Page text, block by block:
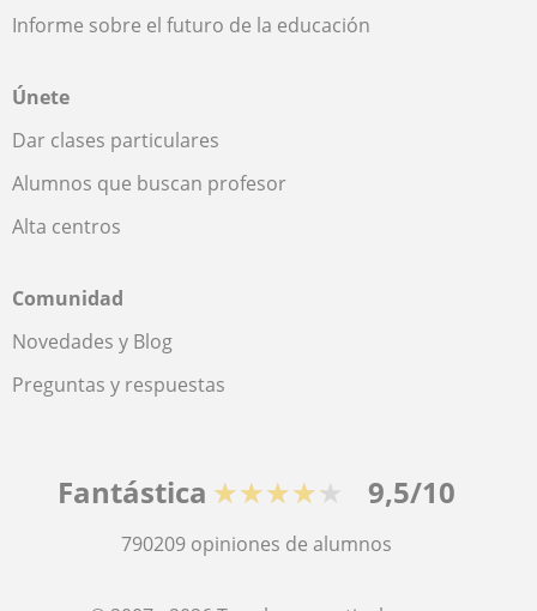
Informe sobre el futuro de la educación
Únete
Dar clases particulares
Alumnos que buscan profesor
Alta centros
Comunidad
Novedades y Blog
Preguntas y respuestas
Fantástica ★★★★★ 9,5/10
790209 opiniones de alumnos